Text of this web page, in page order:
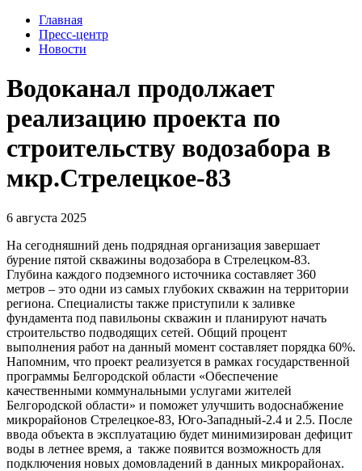
Главная
Пресс-центр
Новости
Водоканал продолжает
реализацию проекта по
строительству водозабора в
мкр.Стрелецкое-83
6 августа 2025
На сегодняшний день подрядная организация завершает
бурение пятой скважины водозабора в Стрелецком-83.
Глубина каждого подземного источника составляет 360
метров – это одни из самых глубоких скважин на территории
региона. Специалисты также приступили к заливке
фундамента под павильоны скважин и планируют начать
строительство подводящих сетей. Общий процент
выполнения работ на данный момент составляет порядка 60%.
Напомним, что проект реализуется в рамках государственной
программы Белгородской области «Обеспечение
качественными коммунальными услугами жителей
Белгородской области» и поможет улучшить водоснабжение
микрорайонов Стрелецкое-83, Юго-Западный-2.4 и 2.5. После
ввода объекта в эксплуатацию будет минимизирован дефицит
воды в летнее время, а также появится возможность для
подключения новых домовладений в данных микрорайонах.